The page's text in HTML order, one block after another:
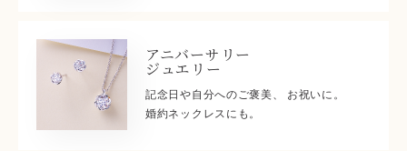
アニバーサリー
ジュエリー
記念日や自分へのご褒美、 お祝いに。
婚約ネックレスにも。